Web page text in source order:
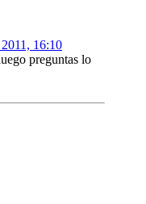
16:10
preguntas lo